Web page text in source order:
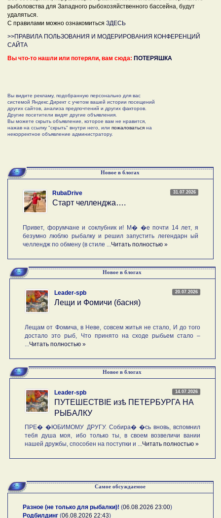
рыболовства для Западного рыбохозяйственного бассейна, будут
удаляться.
С правилами можно ознакомиться ЗДЕСЬ
>>ПРАВИЛА ПОЛЬЗОВАНИЯ И МОДЕРИРОВАНИЯ КОНФЕРЕНЦИЙ
САЙТА
Вы что-то нашли или потеряли, вам сюда: ПОТЕРЯШКА
Вы видите рекламу, подобранную персонально для вас
системой Яндекс.Директ с учетом вашей истории посещений
других сайтов, анализа предпочтений и других факторов.
Другие посетители видят другие объявления.
Вы можете скрыть объявление, которое вам не нравится,
нажав на ссылку "скрыть" внутри него, или пожаловаться на
некорректное объявление администратору.
Новое в блогах
31.07.2026
RubaDrive
Старт челленджа….
Привет, форумчане и соклубник и! М� �е почти 14 лет, я
безумно люблю рыбалку и решил запустить легендарн ый
челлендж по обмену (в стиле ... Читать полностью »
Новое в блогах
20.07.2026
Leader-spb
Лещи и Фомичи (басня)
Лещам от Фомича, в Неве, совсем житья не стало, И до того
достало это рыб, Что принято на сходе рыбьем стало –
Читать полностью »
Новое в блогах
14.07.2026
Leader-spb
ПУТЕШЕСТВIE изѣ ПЕТЕРБУРГА НА
РЫБАЛКУ
ПРЕ� �ЮБИМОМУ ДРУГУ. Собира� �сь вновь, вспомнил
тебя душа моя, ибо только ты, в своем возвеличи вании
нашей дружбы, способен на поступки и ... Читать полностью »
Самое обсуждаемое
Разное (не только для рыбалки)! (06.08.2026 23:00)
Родбилдинг (06.08.2026 22:43)